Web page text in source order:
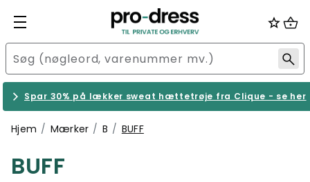
Spar 30% på lækker sweat hættetrøje fra Clique - se her
Hjem Mærker B BUFF
BUFF